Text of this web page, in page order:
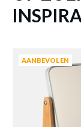
AANBEVOLEN
MAKE-